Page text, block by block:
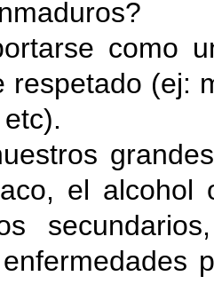
como
respetado (ej:
el alcohol